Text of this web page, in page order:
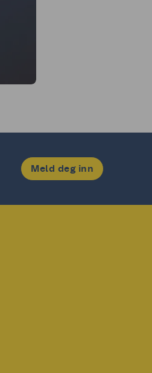
Meld deg inn